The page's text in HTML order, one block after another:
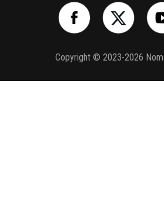
Copyright © 2023-2026